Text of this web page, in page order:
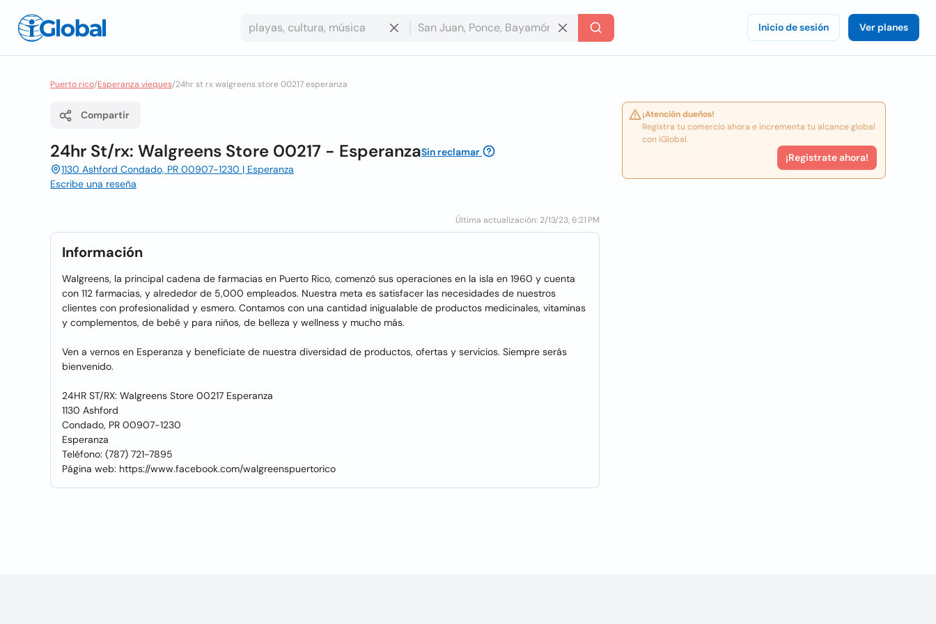
Inicio de sesión Ver planes
Puerto rico/Esperanza vieques/24hr st rx walgreens store 00217 esperanza
Compartir
24hr St/rx: Walgreens Store 00217 - EsperanzaSin reclamar
1130 Ashford Condado, PR 00907-1230 | Esperanza
Escribe una reseña
Última actualización: 2/13/23, 6:21 PM
Información
Walgreens, la principal cadena de farmacias en Puerto Rico, comenzó sus operaciones en la isla en 1960 y cuenta
con 112 farmacias, y alrededor de 5,000 empleados. Nuestra meta es satisfacer las necesidades de nuestros
clientes con profesionalidad y esmero. Contamos con una cantidad inigualable de productos medicinales, vitaminas
y complementos, de bebé y para niños, de belleza y wellness y mucho más.
Ven a vernos en Esperanza y benefíciate de nuestra diversidad de productos, ofertas y servicios. Siempre serás
bienvenido.
24HR ST/RX: Walgreens Store 00217 Esperanza
1130 Ashford
Condado, PR 00907-1230
Esperanza
Teléfono: (787) 721-7895
Página web: https://www.facebook.com/walgreenspuertorico
¡Atención dueños!
Registra tu comercio ahora e incrementa tu alcance global
con iGlobal.
¡Registrate ahora!